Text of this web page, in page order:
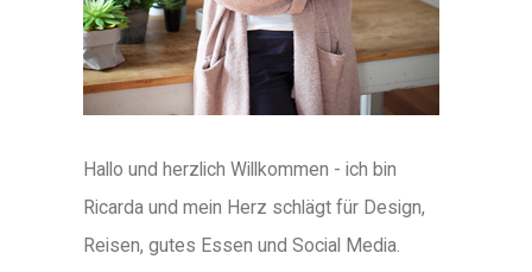
Hallo und herzlich Willkommen - ich bin
Ricarda und mein Herz schlägt für Design,
Reisen, gutes Essen und Social Media.